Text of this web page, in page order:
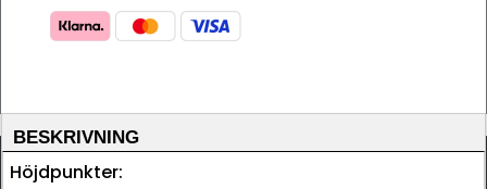
BESKRIVNING
Höjdpunkter: